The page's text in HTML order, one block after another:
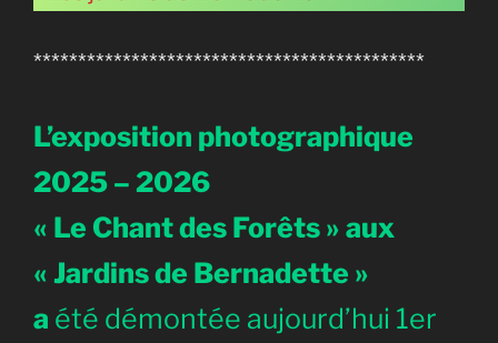
********************************************
L’exposition photographique
2025 – 2026
« Le Chant des Forêts » aux
« Jardins de Bernadette »
a été démontée aujourd’hui 1er